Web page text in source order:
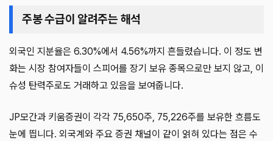
주봉 수급이 알려주는 해석
외국인 지분율은 6.30%에서 4.56%까지 흔들렸습니다. 이 정도 변
화는 시장 참여자들이 스피어를 장기 보유 종목으로만 보지 않고, 이
슈성 탄력주로도 거래하고 있음을 보여줍니다.
JP모간과 키움증권이 각각 75,650주, 75,226주를 보유한 흐름도
눈에 띕니다. 외국계와 주요 증권 채널이 같이 얽혀 있다는 점은 수